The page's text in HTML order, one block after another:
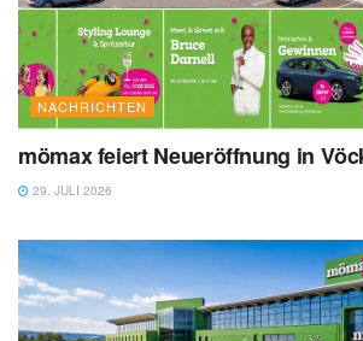
NACHRICHTEN
mömax feiert Neueröffnung in
29. JULI 2026